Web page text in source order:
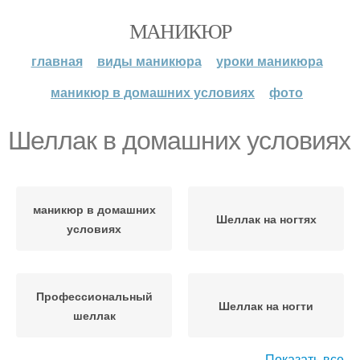
МАНИКЮР
главная виды маникюра
уроки маникюра
маникюр в домашних условиях
фото
Шеллак в домашних условиях
маникюр в домашних
условиях
Шеллак на ногтях
Профессиональный
шеллак
Шеллак на ногти